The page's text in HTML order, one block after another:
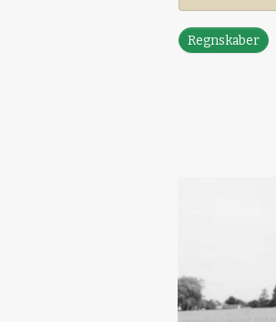
Regnskaber